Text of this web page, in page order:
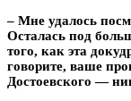
– Мне удалось
Осталась под
того, как эта
говорите, ваше
Достоевского —